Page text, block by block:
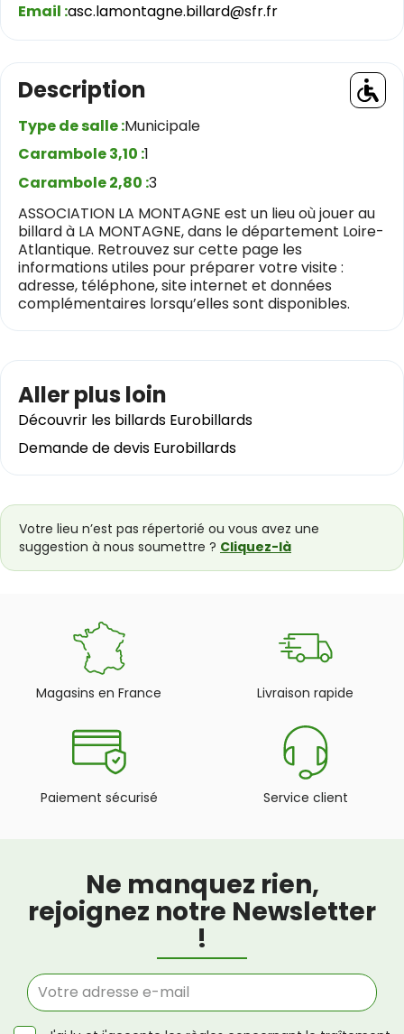
Email :asc.lamontagne.billard@sfr.fr
Description
Type de salle :Municipale
Carambole 3,10 :1
Carambole 2,80 :3
ASSOCIATION LA MONTAGNE est un lieu où jouer au
billard à LA MONTAGNE, dans le département Loire-
Atlantique. Retrouvez sur cette page les
informations utiles pour préparer votre visite :
adresse, téléphone, site internet et données
complémentaires lorsqu’elles sont disponibles.
Aller plus loin
Découvrir les billards Eurobillards
Demande de devis Eurobillards
Votre lieu n’est pas répertorié ou vous avez une
suggestion à nous soumettre ? Cliquez-là
Magasins en France Livraison rapide
Paiement sécurisé Service client
Ne manquez rien,
rejoignez notre Newsletter
!